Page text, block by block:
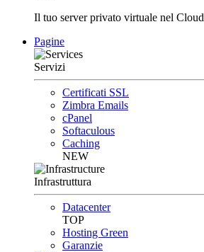
Il tuo server privato virtuale nel Cloud
Pagine
Servizi
Certificati SSL
Zimbra Emails
cPanel
Softaculous
Caching
NEW
Infrastruttura
Datacenter
TOP
Hosting Green
Garanzie